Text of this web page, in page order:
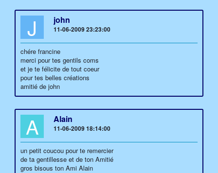
J john
11-06-2009 23:23:00
chére francine
merci pour tes gentils coms
et je te félicite de tout coeur
pour tes belles créations
amitié de john
A Alain
11-06-2009 18:14:00
un petit coucou pour te remercier
de ta gentillesse et de ton Amitié
gros bisous ton Ami Alain